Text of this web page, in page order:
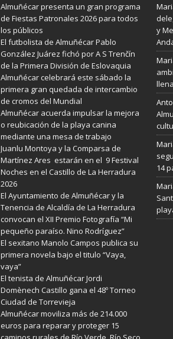
Almuñécar presenta un gran programa
de Fiestas Patronales 2026 para todos
los públicos
El futbolista de Almuñécar Pablo
González Juárez fichó por A S Trenčín
de la Primera División de Eslovaquia
Almuñécar celebrará este sábado la
primera gran quedada de intercambio
de cromos del Mundial
Almuñécar acuerda impulsar la mejora
o reubicación de la playa canina
mediante una mesa de trabajo
Juanlu Montoya y la Comparsa de
Martínez Ares estarán en el 9 Festival
Noches en el Castillo de La Herradura
2026
El Ayuntamiento de Almuñécar y la
Tenencia de Alcaldía de La Herradura
convocan el XII Premio Fotografía “Mi
pequeño paraíso. Nino Rodríguez”
El sexitano Manolo Campos publica su
primera novela bajo el titulo “Vaya,
vaya”
El tenista de Almuñécar Jordi
Domènech Castillo gana el 48º Torneo
Ciudad de Torrevieja
Almuñécar moviliza más de 214.000
euros para reparar y proteger 15
y
14